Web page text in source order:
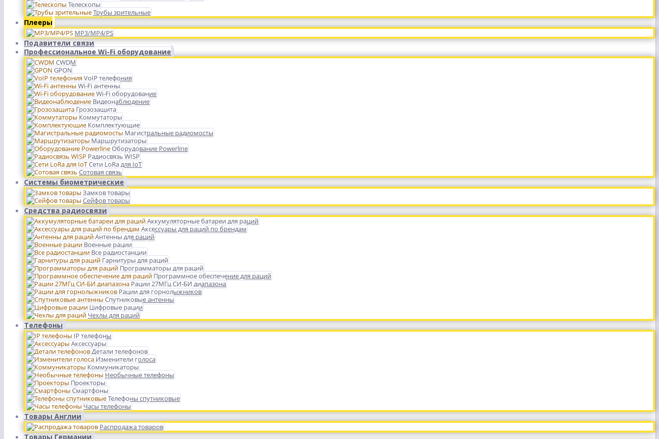
Телескопы
Трубы зрительные
Плееры
MP3/MP4/PS
Подавители связи
Профессиональное Wi-Fi оборудование
CWDM
GPON
VoIP телефония
Wi-Fi антенны
Wi-Fi оборудование
Видеонаблюдение
Грозозащита
Коммутаторы
Комплектующие
Магистральные радиомосты
Маршрутизаторы
Оборудование Powerline
Радиосвязь WISP
Сети LoRa для IoT
Сотовая связь
Системы биометрические
Замков товары
Сейфов товары
Средства радиосвязи
Аккумуляторные батареи для раций
Аксессуары для раций по брендам
Антенны для раций
Военные рации
Все радиостанции
Гарнитуры для раций
Программаторы для раций
Программное обеспечение для раций
Рации 27МГц СИ-БИ диапазона
Рации для горнолыжников
Спутниковые антенны
Цифровые рации
Чехлы для раций
Телефоны
IP телефоны
Аксессуары
Детали телефонов
Изменители голоса
Коммуникаторы
Необычные телефоны
Проекторы
Смартфоны
Телефоны спутниковые
Часы телефоны
Товары Англии
Распродажа товаров
Товары Германии